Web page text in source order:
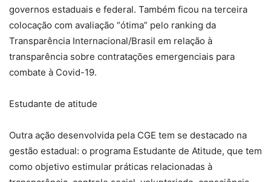
governos estaduais e federal. Também ficou na terceira
colocação com avaliação “ótima” pelo ranking da
Transparência Internacional/Brasil em relação à
transparência sobre contratações emergenciais para
combate à Covid-19.
Estudante de atitude
Outra ação desenvolvida pela CGE tem se destacado na
gestão estadual: o programa Estudante de Atitude, que tem
como objetivo estimular práticas relacionadas à